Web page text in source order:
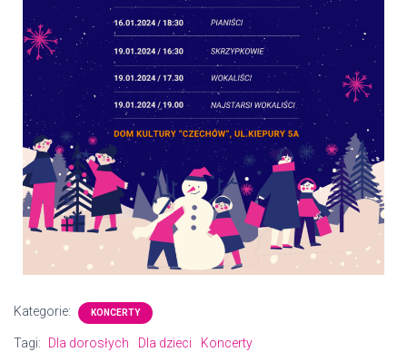
Kategorie: KONCERTY
Tagi: Dla dorosłych Dla dzieci Koncerty